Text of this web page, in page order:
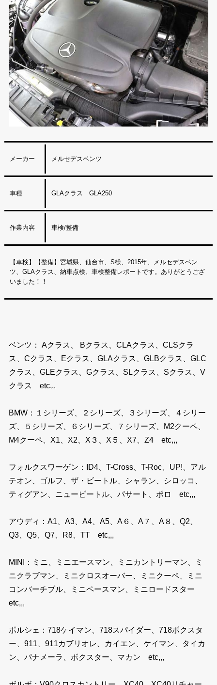
メーカー メルセデスベンツ
車種 GLAクラス GLA250
作業内容 車検/整備
【車検】【整備】宮城県、仙台市、S様、2015年、メルセデスベン
ツ、GLAクラス、納車点検、車検整備レポートです。ありがとうござ
いました！！
ベンツ： Aクラス、 Bクラス、CLAクラス、CLSクラ
ス、Cクラス、Eクラス、GLAクラス、GLBクラス、GLC
クラス、GLEクラス、Gクラス、SLクラス、Sクラス、V
クラス etc,,,
BMW：１シリーズ、２シリーズ、３シリーズ、４シリー
ズ、５シリーズ、６シリーズ、７シリーズ、M2クーペ、
M4クーペ、X1、X2、X３、X５、X7、Z4 etc,,,
フォルクスワーゲン：ID4、T-Cross、T-Roc、UP!、アル
テオン、ゴルフ、ザ・ビートル、シャラン、シロッコ、
ティグアン、ニュービートル、パサート、ポロ etc,,,
アウディ：A1、A3、A4、A5、A６、A７、A８、Q2、
Q3、Q5、Q7、R8、TT etc,,,
MINI：ミニ、ミニエースマン、ミニカントリーマン、ミ
ニクラブマン、ミニクロスオーバー、ミニクーペ、ミニ
コンバーチブル、ミニペースマン、ミニロードスター
etc,,,
ポルシェ：718ケイマン、718スパイダー、718ボクスタ
ー、911、911カブリオレ、カイエン、ケイマン、タイカ
ン、パナメーラ、ボクスター、マカン etc,,,